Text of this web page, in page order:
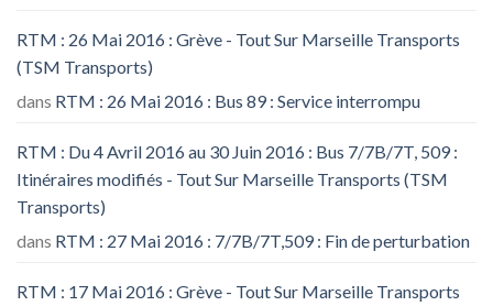
RTM : 26 Mai 2016 : Grève - Tout Sur Marseille Transports
(TSM Transports)
dans RTM : 26 Mai 2016 : Bus 89 : Service interrompu
RTM : Du 4 Avril 2016 au 30 Juin 2016 : Bus 7/7B/7T, 509 :
Itinéraires modifiés - Tout Sur Marseille Transports (TSM
Transports)
dans RTM : 27 Mai 2016 : 7/7B/7T,509 : Fin de perturbation
RTM : 17 Mai 2016 : Grève - Tout Sur Marseille Transports